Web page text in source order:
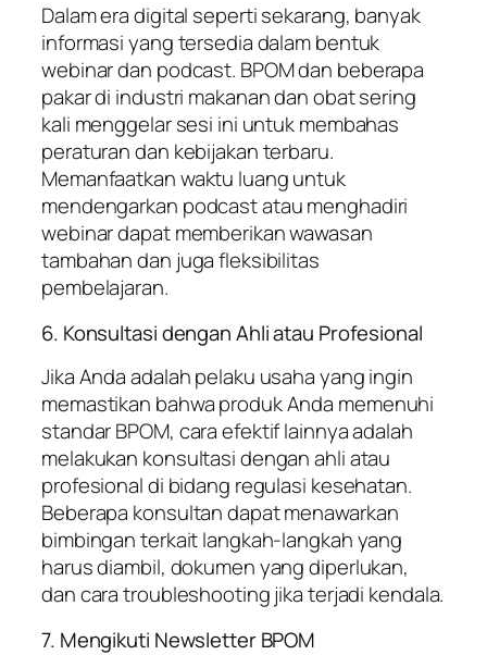
Dalam era digital seperti sekarang, banyak
informasi yang tersedia dalam bentuk
webinar dan podcast. BPOM dan beberapa
pakar di industri makanan dan obat sering
kali menggelar sesi ini untuk membahas
peraturan dan kebijakan terbaru.
Memanfaatkan waktu luang untuk
mendengarkan podcast atau menghadiri
webinar dapat memberikan wawasan
tambahan dan juga fleksibilitas
pembelajaran.
6. Konsultasi dengan Ahli atau Profesional
Jika Anda adalah pelaku usaha yang ingin
memastikan bahwa produk Anda memenuhi
standar BPOM, cara efektif lainnya adalah
melakukan konsultasi dengan ahli atau
profesional di bidang regulasi kesehatan.
Beberapa konsultan dapat menawarkan
bimbingan terkait langkah-langkah yang
harus diambil, dokumen yang diperlukan,
dan cara troubleshooting jika terjadi kendala.
7. Mengikuti Newsletter BPOM